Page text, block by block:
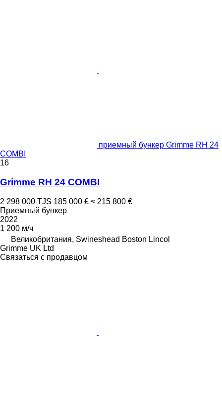
приемный бункер Grimme RH 24
COMBI
16
Grimme RH 24 COMBI
2 298 000 TJS 185 000 £ ≈ 215 800 €
Приемный бункер
2022
1 200 м/ч
Великобритания, Swineshead Boston Lincol
Grimme UK Ltd
Связаться с продавцом